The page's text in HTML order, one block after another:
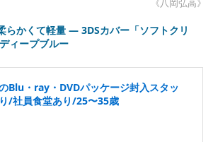
《八岡弘高》
らかくて軽量 ― 3DSカバー「ソフトクリ
ィープブルー
Blu・ray・DVDパッケージ封入スタッ
/社員食堂あり/25〜35歳